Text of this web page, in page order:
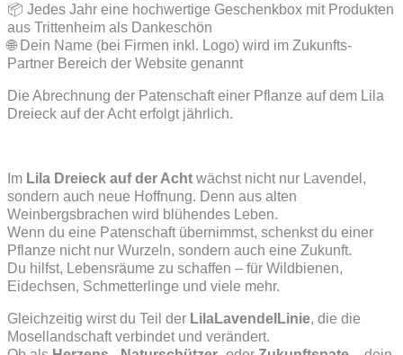
📦 Jedes Jahr eine hochwertige Geschenkbox mit Produkten
aus Trittenheim als Dankeschön
🌐 Dein Name (bei Firmen inkl. Logo) wird im Zukunfts-
Partner Bereich der Website genannt
Die Abrechnung der Patenschaft einer Pflanze auf dem Lila
Dreieck auf der Acht erfolgt jährlich.
Im Lila Dreieck auf der Acht wächst nicht nur Lavendel,
sondern auch neue Hoffnung. Denn aus alten
Weinbergsbrachen wird blühendes Leben.
Wenn du eine Patenschaft übernimmst, schenkst du einer
Pflanze nicht nur Wurzeln, sondern auch eine Zukunft.
Du hilfst, Lebensräume zu schaffen – für Wildbienen,
Eidechsen, Schmetterlinge und viele mehr.
Gleichzeitig wirst du Teil der LilaLavendelLinie, die die
Mosellandschaft verbindet und verändert.